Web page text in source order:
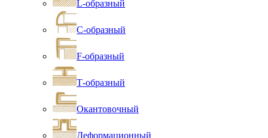
L-образный
С-образный
F-образный
Т-образный
Окантовочный
Деформационный